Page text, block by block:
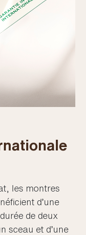
les montres
d’une
de deux
sceau et d’une